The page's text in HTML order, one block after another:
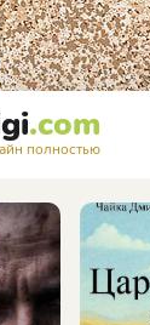
.com
полностью